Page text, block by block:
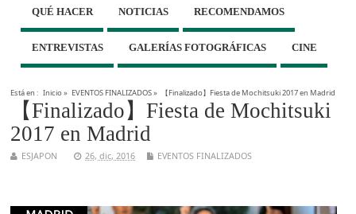
QUÉ HACER NOTICIAS RECOMENDAMOS
ENTREVISTAS GALERÍAS FOTOGRÁFICAS CINE
Está en : Inicio» EVENTOS FINALIZADOS» 【Finalizado】Fiesta de Mochitsuki 2017 en Madrid
【Finalizado】Fiesta de Mochitsuki
2017 en Madrid
ESJAPON 26, dic, 2016 EVENTOS FINALIZADOS